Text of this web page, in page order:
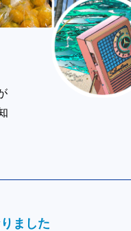
ました